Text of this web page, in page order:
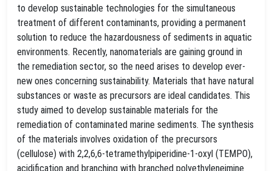
to develop sustainable technologies for the simultaneous
treatment of different contaminants, providing a permanent
solution to reduce the hazardousness of sediments in aquatic
environments. Recently, nanomaterials are gaining ground in
the remediation sector, so the need arises to develop ever-
new ones concerning sustainability. Materials that have natural
substances or waste as precursors are ideal candidates. This
study aimed to develop sustainable materials for the
remediation of contaminated marine sediments. The synthesis
of the materials involves oxidation of the precursors
(cellulose) with 2,2,6,6-tetramethylpiperidine-1-oxyl (TEMPO),
acidification and branching with branched polyethyleneimine